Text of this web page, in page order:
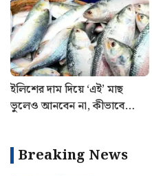
CRPF জওয়ানের মৃত্যু, প্রকাশ্যে
রিপোর্ট
ইলিশের দাম দিয়ে ‘এই’ মাছ
ভুলেও আনবেন না, কীভাবে
Breaking News